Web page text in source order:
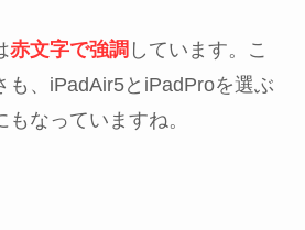
赤文字で強調 しています。こ
も、iPadAir5とiPadProを選ぶ
なっていますね。